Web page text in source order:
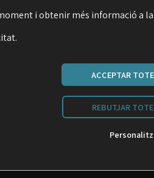
Carrer Malats, 27
Telèfon:
i obtenir més informació a
ACCEPTAR
REBUTJAR